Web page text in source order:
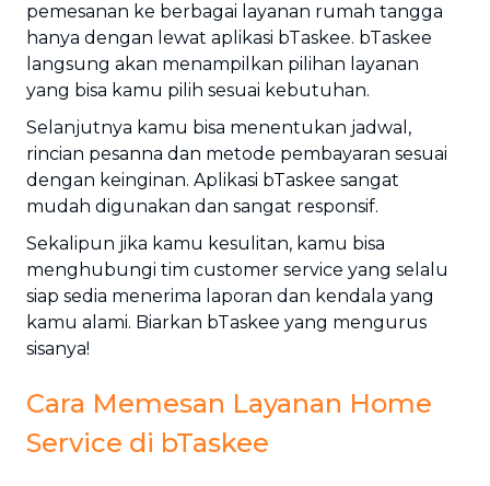
pemesanan ke berbagai layanan rumah tangga
hanya dengan lewat aplikasi bTaskee. bTaskee
langsung akan menampilkan pilihan layanan
yang bisa kamu pilih sesuai kebutuhan.
Selanjutnya kamu bisa menentukan jadwal,
rincian pesanna dan metode pembayaran sesuai
dengan keinginan. Aplikasi bTaskee sangat
mudah digunakan dan sangat responsif.
Sekalipun jika kamu kesulitan, kamu bisa
menghubungi tim customer service yang selalu
siap sedia menerima laporan dan kendala yang
kamu alami. Biarkan bTaskee yang mengurus
sisanya!
Cara Memesan Layanan Home
Service di bTaskee